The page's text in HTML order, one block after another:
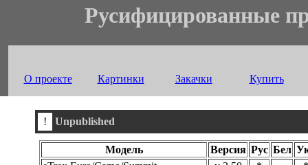
Русифицированные
О проекте Картинки Закачки Купить
! Unpublished
Модель Версия Рус Бел